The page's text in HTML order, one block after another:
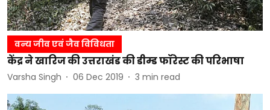
वन्य जीव एवं जैव विविधता
केंद्र ने खारिज की उत्तराखंड की डीम्ड फॉरेस्ट की परिभाषा
Varsha Singh 06 Dec 2019 3 min read